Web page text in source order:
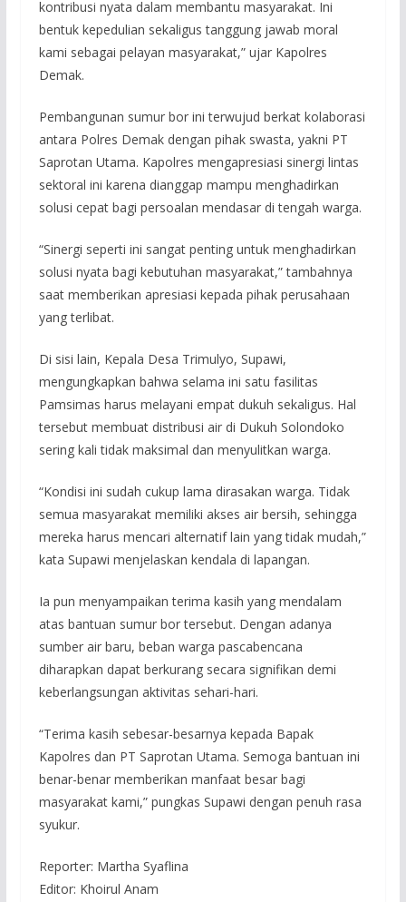
kontribusi nyata dalam membantu masyarakat. Ini
bentuk kepedulian sekaligus tanggung jawab moral
kami sebagai pelayan masyarakat,” ujar Kapolres
Demak.
Pembangunan sumur bor ini terwujud berkat kolaborasi
antara Polres Demak dengan pihak swasta, yakni PT
Saprotan Utama. Kapolres mengapresiasi sinergi lintas
sektoral ini karena dianggap mampu menghadirkan
solusi cepat bagi persoalan mendasar di tengah warga.
“Sinergi seperti ini sangat penting untuk menghadirkan
solusi nyata bagi kebutuhan masyarakat,” tambahnya
saat memberikan apresiasi kepada pihak perusahaan
yang terlibat.
Di sisi lain, Kepala Desa Trimulyo, Supawi,
mengungkapkan bahwa selama ini satu fasilitas
Pamsimas harus melayani empat dukuh sekaligus. Hal
tersebut membuat distribusi air di Dukuh Solondoko
sering kali tidak maksimal dan menyulitkan warga.
“Kondisi ini sudah cukup lama dirasakan warga. Tidak
semua masyarakat memiliki akses air bersih, sehingga
mereka harus mencari alternatif lain yang tidak mudah,”
kata Supawi menjelaskan kendala di lapangan.
Ia pun menyampaikan terima kasih yang mendalam
atas bantuan sumur bor tersebut. Dengan adanya
sumber air baru, beban warga pascabencana
diharapkan dapat berkurang secara signifikan demi
keberlangsungan aktivitas sehari-hari.
“Terima kasih sebesar-besarnya kepada Bapak
Kapolres dan PT Saprotan Utama. Semoga bantuan ini
benar-benar memberikan manfaat besar bagi
masyarakat kami,” pungkas Supawi dengan penuh rasa
syukur.
Reporter: Martha Syaflina
Editor: Khoirul Anam